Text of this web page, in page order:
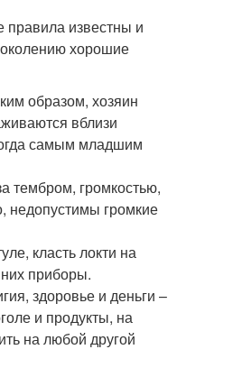
правила известны и
хорошие
образом, хозяин
вблизи
самым младшим
тембром, громкостью,
недопустимы громкие
класть локти на
приборы.
здоровье и деньги –
и продукты, на
на любой другой